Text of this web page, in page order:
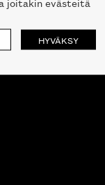
HYVÄKSY